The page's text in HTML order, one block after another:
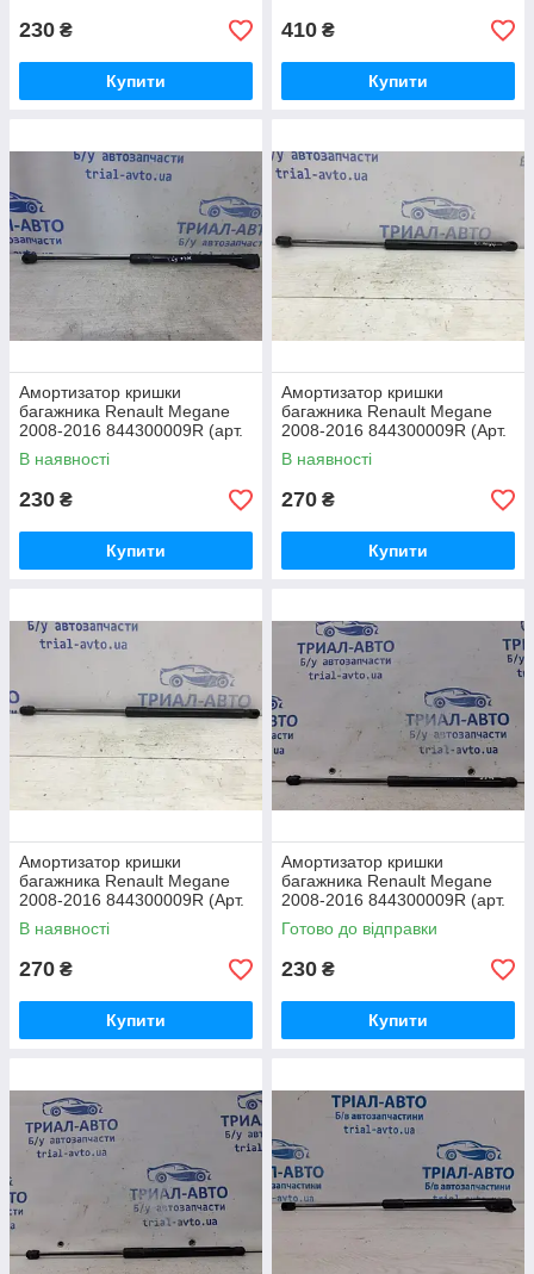
230 ₴
Купити
410 ₴
Купити
Амортизатор кришки
багажника Renault Megane
2008-2016 844300009R (арт.
26815)
В наявності
230 ₴
Купити
Амортизатор кришки
багажника Renault Megane
2008-2016 844300009R (Арт.
54307)
В наявності
270 ₴
Купити
Амортизатор кришки
багажника Renault Megane
2008-2016 844300009R (Арт.
54308)
В наявності
270 ₴
Купити
Амортизатор кришки
багажника Renault Megane
2008-2016 844300009R (арт.
64309)
Готово до відправки
230 ₴
Купити